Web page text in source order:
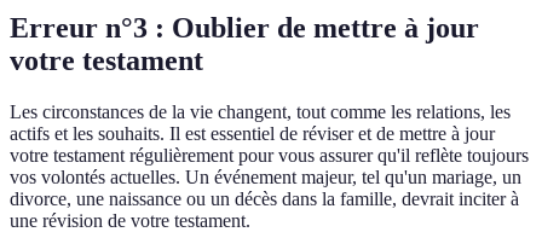
Erreur n°3 : Oublier de mettre à jour
votre testament
Les circonstances de la vie changent, tout comme les relations, les
actifs et les souhaits. Il est essentiel de réviser et de mettre à jour
votre testament régulièrement pour vous assurer qu'il reflète toujours
vos volontés actuelles. Un événement majeur, tel qu'un mariage, un
divorce, une naissance ou un décès dans la famille, devrait inciter à
une révision de votre testament.